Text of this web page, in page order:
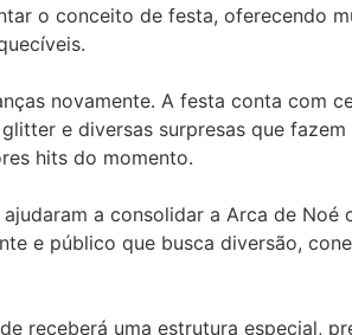
o conceito de festa, oferecendo
novamente. A festa conta com
e diversas surpresas que
hits do momento.
a consolidar a Arca de
e público que busca diversão,
receberá uma estrutura especial,